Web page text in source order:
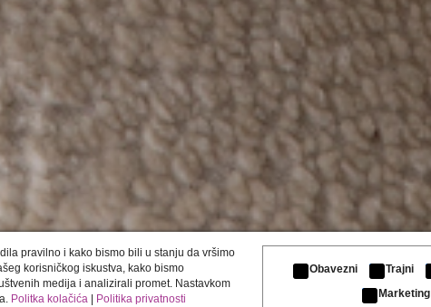
pravilno i kako bismo bili u stanju da vršimo
korisničkog iskustva, kako bismo
medija i analizirali promet. Nastavkom
Politka kolačića Politika privatnosti
Obavezni Trajni
Marketing